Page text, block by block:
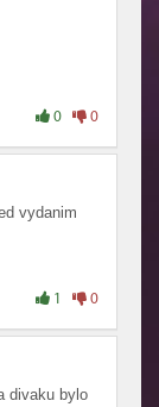
0 0
vydanim
1 0
divaku bylo